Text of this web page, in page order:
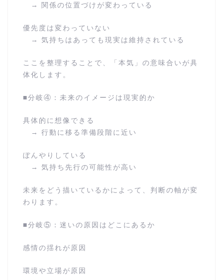
→ 関係の位置づけが変わっている
優先度は変わっていない
→ 気持ちはあっても現実は維持されている
ここを整理することで、「本気」の意味合いが具
体化します。
■分岐④：未来のイメージは現実的か
具体的に想像できる
→ 行動に移る準備段階に近い
ぼんやりしている
→ 気持ち先行の可能性が高い
未来をどう描いているかによって、判断の軸が変
わります。
■分岐⑤：迷いの原因はどこにあるか
感情の揺れが原因
環境や立場が原因